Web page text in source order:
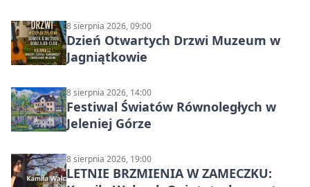
8 sierpnia 2026, 09:00
Dzień Otwartych Drzwi Muzeum w
Jagniątkowie
8 sierpnia 2026, 14:00
Festiwal Światów Równoległych w
Jeleniej Górze
8 sierpnia 2026, 19:00
LETNIE BRZMIENIA W ZAMECZKU: